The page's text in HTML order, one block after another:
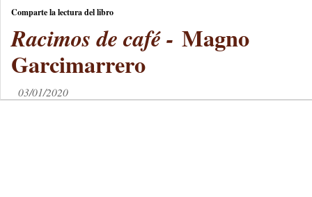
Comparte la lectura del libro
Racimos de café - Magno
Garcimarrero
03/01/2020